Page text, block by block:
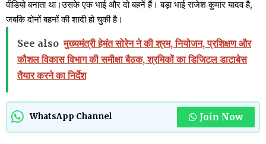
वीडियो बनाता था।उसके एक भाई और दो बहनें हैं। बड़ा भाई राजेश कुमार यादव है,
जबकि दोनों बहनों की शादी हो चुकी है।
See also मुख्यमंत्री हेमंत सोरेन ने की श्रम, नियोजन, प्रशिक्षण और
कौशल विकास विभाग की समीक्षा बैठक, श्रमिकों का डिजिटल डाटाबेस
तैयार करने का निर्देश
WhatsApp Channel Join Now